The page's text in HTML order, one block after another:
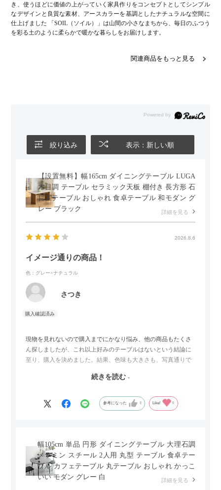
き、使うほどに価値の上がっていく家具作りをコンセプトとしてシンプル
なデザインと良質な素材、アースカラーを基調としたナチュラルな空間に
仕上げました 「SOIL（ソイル）」は山間の小さなまちから、毎日のふつう
を彩る土のように柔らかで暖かな暮らしをお届けします。
関連商品をもっと見る
絞り込み 表示：新しい順
【設置無料】幅165cm ダイニングテーブル LUGA
木目調 テーブル セラミック天板 棚付き 長方形 石
目調テーブル おしゃれ 食卓テーブル 和モダン グ
レー ブラック
詳細を見る
2026.8.6
イメージ通りの商品！
色：グレー×ナチュラル
さつき
現物を見れないので購入までにかなり悩み、他の商品もたくさ
ん探しましたが、これ以上好みのテーブルはないという結論に
至り、購入を決めました。結果、色味も大きさも、写真通りで
セラミック天板が思った以上に滑りが良く、汚れも拭きやすい
はいけないかもしれません。天板が冷たいので冬にどうなるの
かなというのも気になります。
続きを読む
参考になった 0 Like! 0
幅105cm 単品 円形 ダイニングテーブル 大理石調
メラミン スチール 2人用 丸型 テーブル 食卓テー
ブル カフェテーブル 丸テーブル おしゃれ かっこ
いい モダン グレー 白
詳細を見る